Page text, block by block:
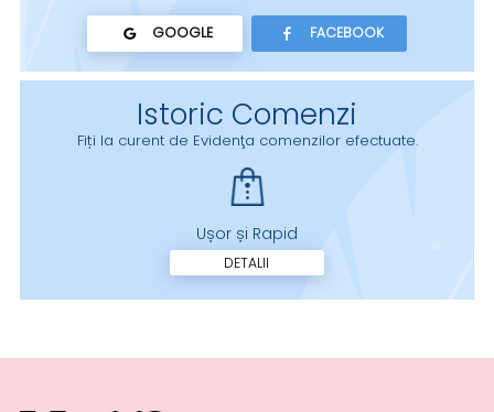
GOOGLE FACEBOOK
Istoric Comenzi
Fiți la curent de Evidenţa comenzilor efectuate.
Ușor și Rapid
DETALII